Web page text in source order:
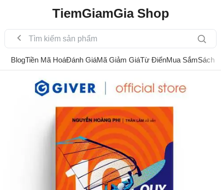
TiemGiamGia Shop
BlogTiền Mã HoáĐánh GiáMã Giảm GiáTừ ĐiểnMua SắmSách